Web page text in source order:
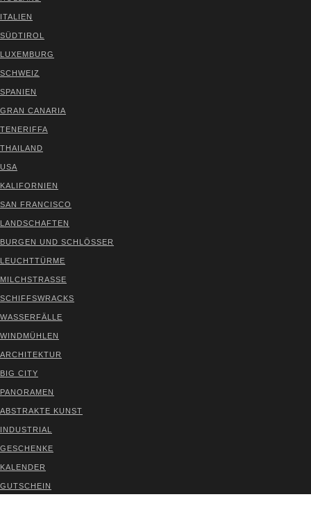
ITA­LI­EN
SÜD­TI­ROL
LUXEM­BURG
SCHWEIZ
SPA­NI­EN
GRAN CANA­RIA
TENE­RIF­FA
THAI­LAND
USA
KALI­FOR­NI­EN
SAN FRAN­CIS­CO
LAND­SCHAF­TEN
BUR­GEN UND SCHLÖS­SER
LEUCHT­TÜR­ME
MILCH­STRAS­SE
SCHIFFS­WRACKS
WAS­SER­FÄL­LE
WIND­MÜH­LEN
ARCHI­TEK­TUR
BIG CITY
PAN­ORA­MEN
ABS­TRAK­TE KUNST
INDUS­TRI­AL
GESCHEN­KE
KALEN­DER
GUT­SCHEIN